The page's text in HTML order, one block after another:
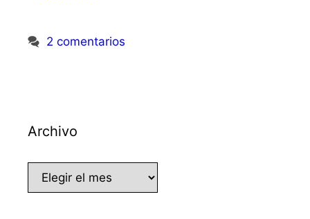
2 comentarios
Archivo
Archivo